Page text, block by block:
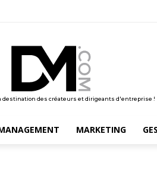
destination des créateurs et dirigeants d'entreprise !
MARKETING